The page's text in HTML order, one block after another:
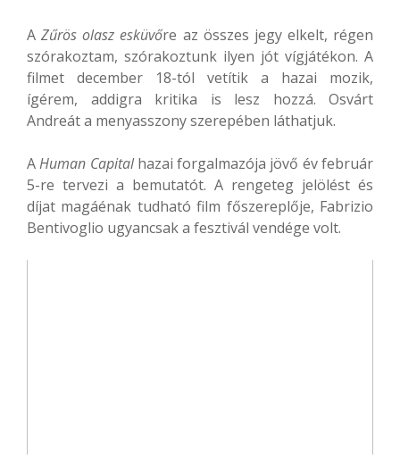
AZűrös olasz esküvőre az összes jegy elkelt, régen
szórakoztam, szórakoztunk ilyen jót vígjátékon. A
filmet december 18-tól vetítik a hazai mozik,
ígérem, addigra kritika is lesz hozzá. Osvárt
Andreát a menyasszony szerepében láthatjuk.
AHuman Capitalhazai forgalmazója jövő év február
5-re tervezi a bemutatót. A rengeteg jelölést és
díjat magáénak tudható film főszereplője, Fabrizio
Bentivoglio ugyancsak a fesztivál vendége volt.